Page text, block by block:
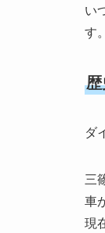
い
す。
ダ
三
車
現